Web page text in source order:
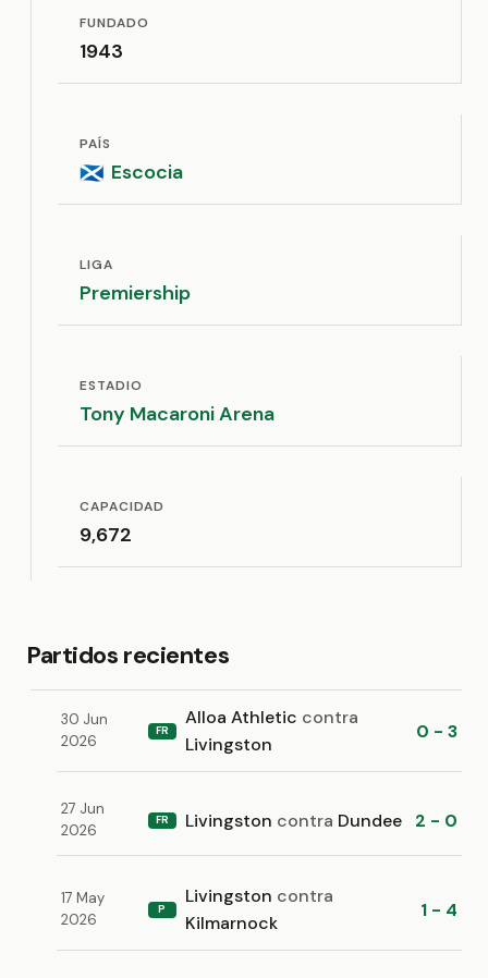
FUNDADO
1943
PAÍS
🏴󠁧󠁢󠁳󠁣󠁴󠁿 Escocia
LIGA
Premiership
ESTADIO
Tony Macaroni Arena
CAPACIDAD
9,672
Partidos recientes
30 Jun
2026
FR
Alloa Athletic contra
Livingston
0 - 3
27 Jun
2026
FR Livingston contra Dundee 2 - 0
17 May
2026
P
Livingston contra
Kilmarnock
1 - 4